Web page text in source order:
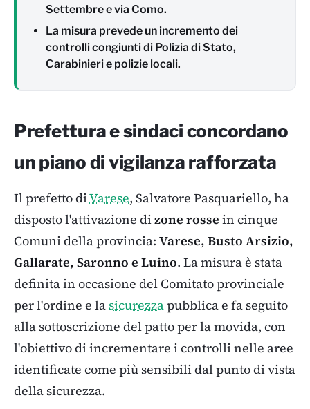
Settembre e via Como.
La misura prevede un incremento dei
controlli congiunti di Polizia di Stato,
Carabinieri e polizie locali.
Prefettura e sindaci concordano
un piano di vigilanza rafforzata
Il prefetto diVarese, Salvatore Pasquariello, ha
disposto l'attivazione dizone rosse in cinque
Comuni della provincia: Varese, Busto Arsizio,
Gallarate, Saronno e Luino. La misura è stata
definita in occasione del Comitato provinciale
per l'ordine e lasicurezzapubblica e fa seguito
alla sottoscrizione del patto per la movida, con
l'obiettivo di incrementare i controlli nelle aree
identificate come più sensibili dal punto di vista
della sicurezza.